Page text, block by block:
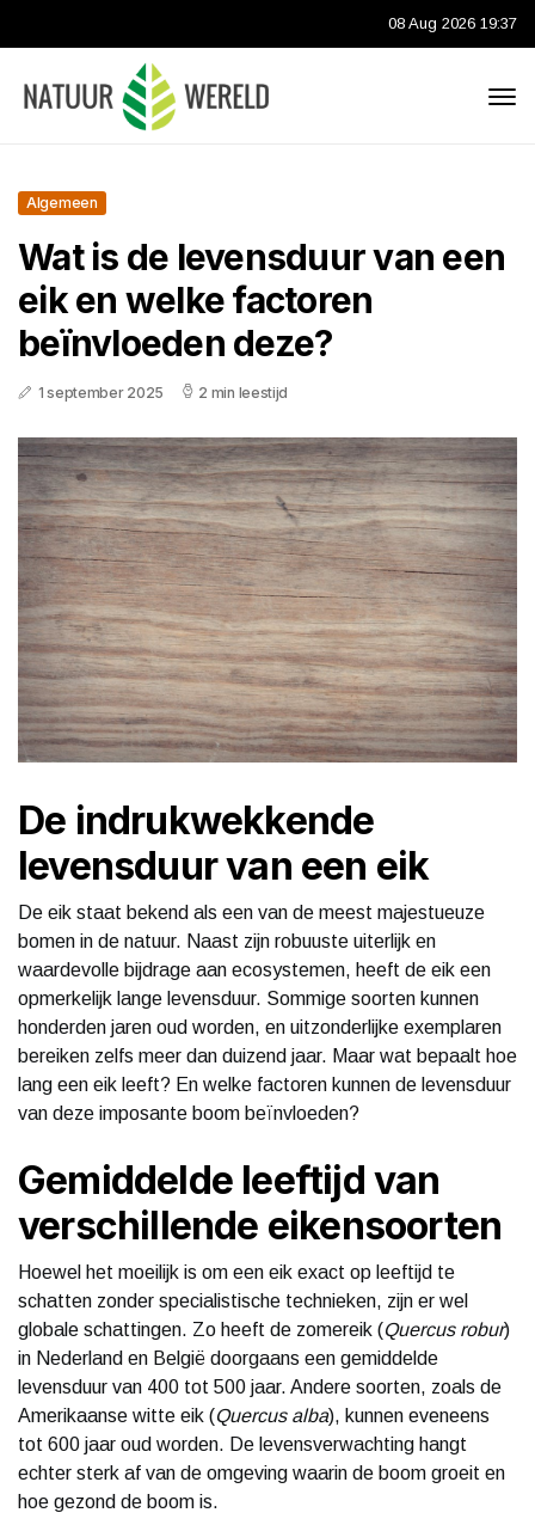
08 Aug 2026 19:37
Algemeen
Wat is de levensduur van een
eik en welke factoren
beïnvloeden deze?
1 september 2025 2 min leestijd
De indrukwekkende
levensduur van een eik
De eik staat bekend als een van de meest majestueuze
bomen in de natuur. Naast zijn robuuste uiterlijk en
waardevolle bijdrage aan ecosystemen, heeft de eik een
opmerkelijk lange levensduur. Sommige soorten kunnen
honderden jaren oud worden, en uitzonderlijke exemplaren
bereiken zelfs meer dan duizend jaar. Maar wat bepaalt hoe
lang een eik leeft? En welke factoren kunnen de levensduur
van deze imposante boom beïnvloeden?
Gemiddelde leeftijd van
verschillende eikensoorten
Hoewel het moeilijk is om een eik exact op leeftijd te
schatten zonder specialistische technieken, zijn er wel
globale schattingen. Zo heeft de zomereik (Quercus robur)
in Nederland en België doorgaans een gemiddelde
levensduur van 400 tot 500 jaar. Andere soorten, zoals de
Amerikaanse witte eik (Quercus alba), kunnen eveneens
tot 600 jaar oud worden. De levensverwachting hangt
echter sterk af van de omgeving waarin de boom groeit en
hoe gezond de boom is.